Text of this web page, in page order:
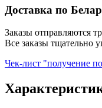
Доставка по
Заказы отправляются
Все заказы тщательно
Чек-лист "получение